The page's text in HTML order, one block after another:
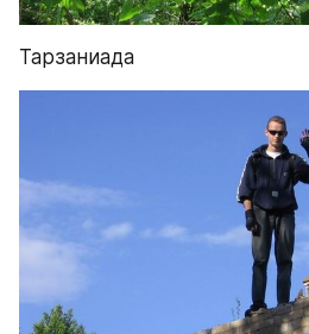
Тарзаниада